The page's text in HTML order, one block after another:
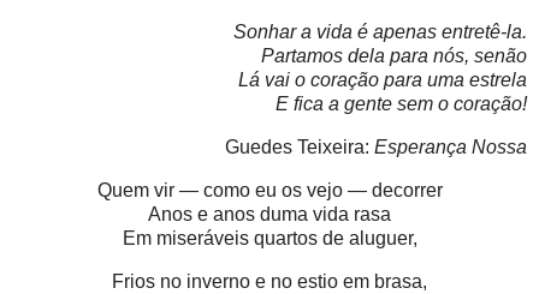
Sonhar a vida é apenas entretê-la.
Partamos dela para nós, senão
Lá vai o coração para uma estrela
E fica a gente sem o coração!
Guedes Teixeira: Esperança Nossa
Quem vir — como eu os vejo — decorrer
Anos e anos duma vida rasa
Em miseráveis quartos de aluguer,
Frios no inverno e no estio em brasa,